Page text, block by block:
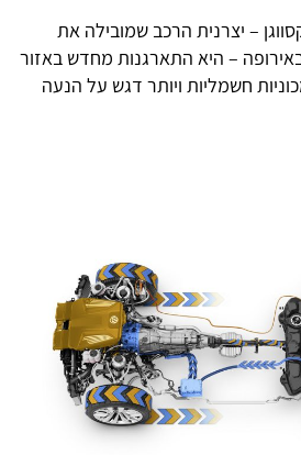
– יצרנית הרכב שמובילה את
– היא התארגנות מחדש באזור
חשמליות ויותר דגש על הנעה